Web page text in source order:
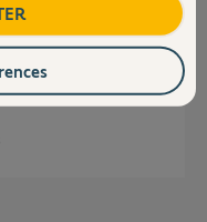
classique ne
classique, les scénarios